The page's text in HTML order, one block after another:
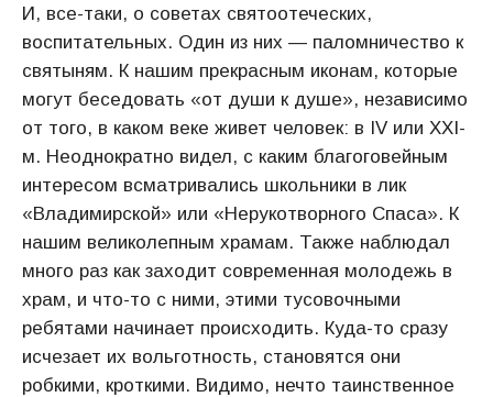
И, все-таки, о советах святоотеческих,
воспитательных. Один из них — паломничество к
святыням. К нашим прекрасным иконам, которые
могут беседовать «от души к душе», независимо
от того, в каком веке живет человек: в IV или XXI-
м. Неоднократно видел, с каким благоговейным
интересом всматривались школьники в лик
«Владимирской» или «Нерукотворного Спаса». К
нашим великолепным храмам. Также наблюдал
много раз как заходит современная молодежь в
храм, и что-то с ними, этими тусовочными
ребятами начинает происходить. Куда-то сразу
исчезает их вольготность, становятся они
робкими, кроткими. Видимо, нечто таинственное